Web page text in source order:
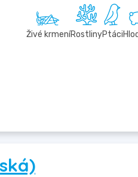
Živé krmeníRostlinyPtáci